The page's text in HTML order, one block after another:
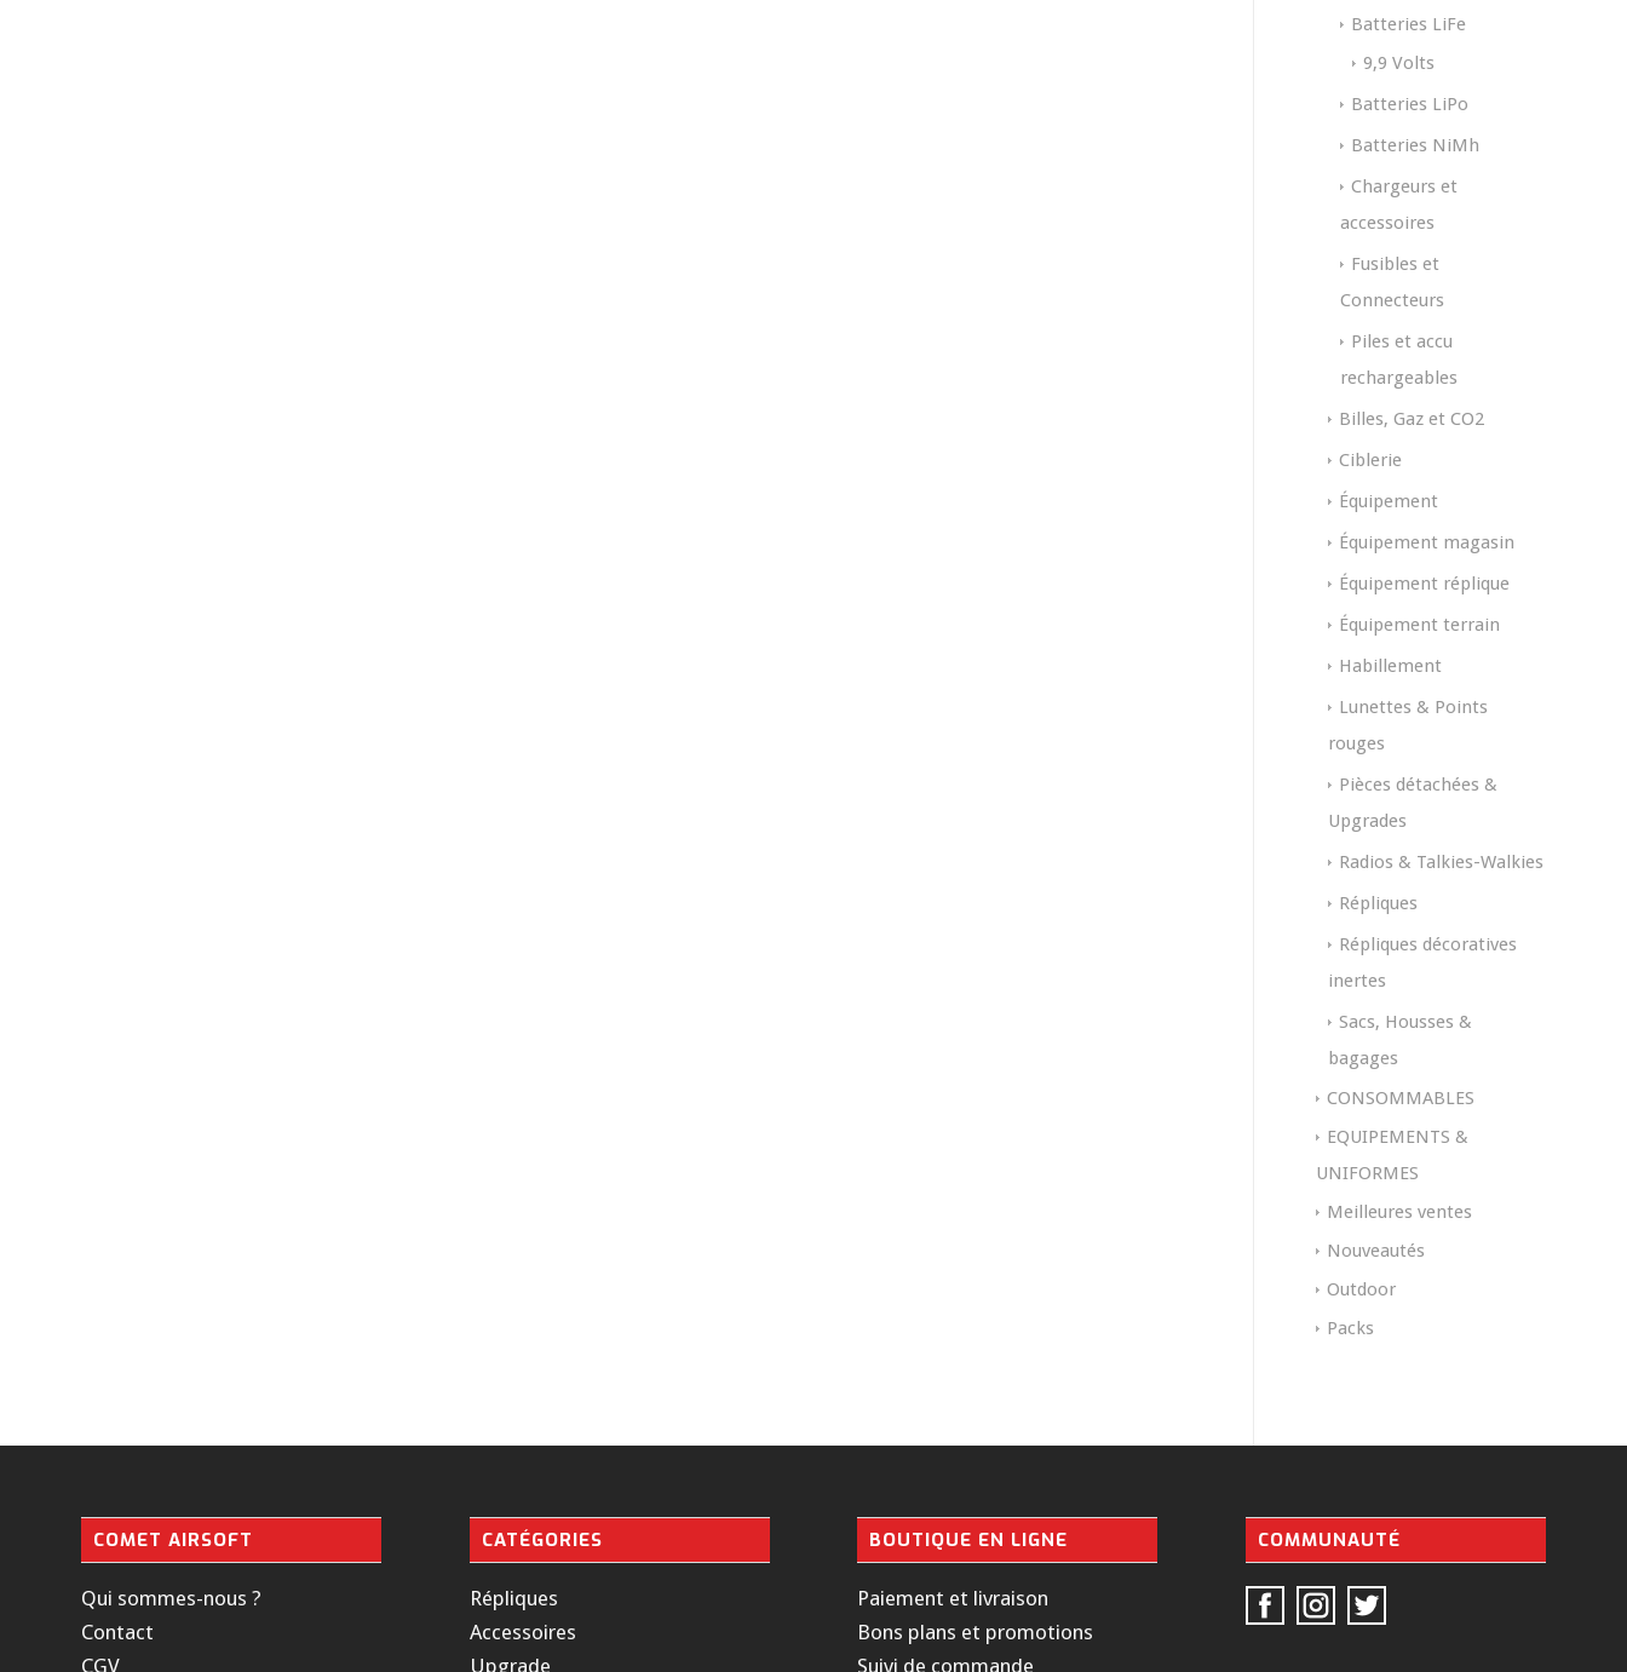
Batteries LiFe
9,9 Volts
Batteries LiPo
Batteries NiMh
Chargeurs et
accessoires
Fusibles et
Connecteurs
Piles et accu
rechargeables
Billes, Gaz et CO2
Ciblerie
Équipement
Équipement magasin
Équipement réplique
Équipement terrain
Habillement
Lunettes & Points
rouges
Pièces détachées &
Upgrades
Radios & Talkies-Walkies
Répliques
Répliques décoratives
inertes
Sacs, Housses &
bagages
CONSOMMABLES
EQUIPEMENTS &
UNIFORMES
Meilleures ventes
Nouveautés
Outdoor
Packs
COMET AIRSOFT
Qui sommes-nous ?
Contact
CGV
CATÉGORIES
Répliques
Accessoires
Upgrade
BOUTIQUE EN LIGNE
Paiement et livraison
Bons plans et promotions
Suivi de commande
COMMUNAUTÉ